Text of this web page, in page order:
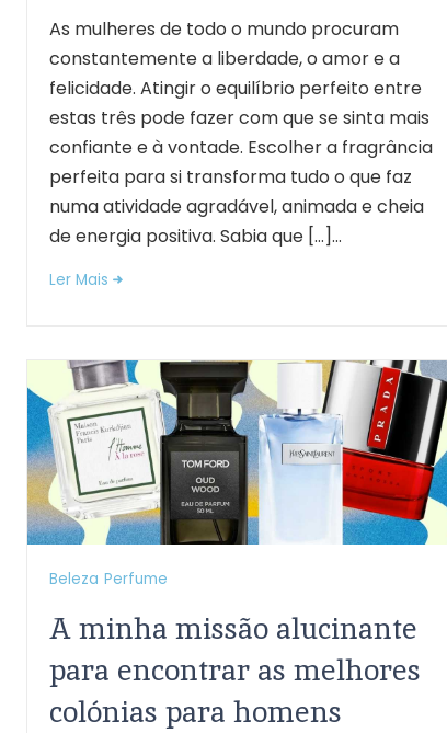
As mulheres de todo o mundo procuram
constantemente a liberdade, o amor e a
felicidade. Atingir o equilíbrio perfeito entre
estas três pode fazer com que se sinta mais
confiante e à vontade. Escolher a fragrância
perfeita para si transforma tudo o que faz
numa atividade agradável, animada e cheia
de energia positiva. Sabia que […]...
Ler Mais
Beleza Perfume
A minha missão alucinante
para encontrar as melhores
colónias para homens